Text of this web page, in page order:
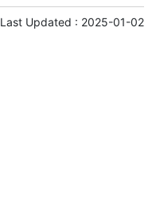
Last Updated : 2025-01-02